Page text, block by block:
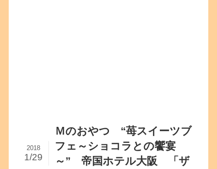
Ｍのおやつ “苺スイーツブ
フェ～ショコラとの饗宴
～” 帝国ホテル大阪 「ザ
2018
1/29